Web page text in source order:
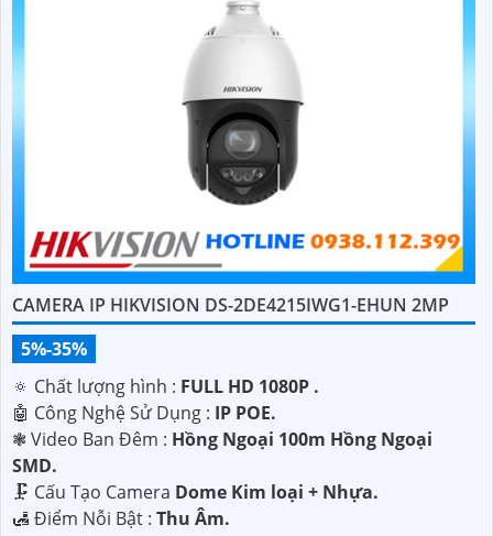
CAMERA IP HIKVISION DS-2DE4215IWG1-EHUN 2MP
5%-35%
🔅 Chất lượng hình : FULL HD 1080P .
🤖️ Công Nghệ Sử Dụng : IP POE.
❃ Video Ban Đêm : Hồng Ngoại 100m Hồng Ngoại
SMD.
🗜️ Cấu Tạo Camera Dome Kim loại + Nhựa.
️🛃 Điểm Nỗi Bật : Thu Âm.